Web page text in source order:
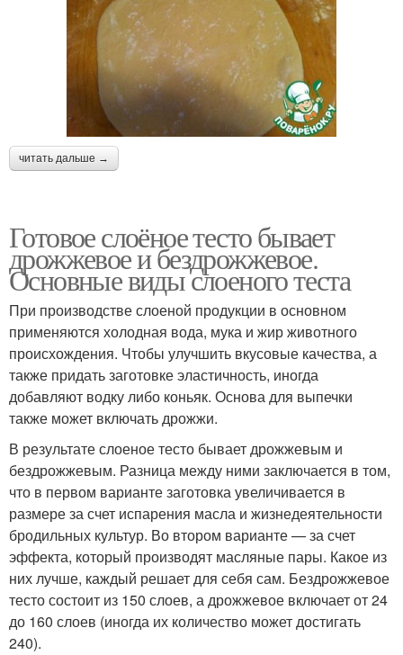
читать дальше →
Готовое слоёное тесто бывает
дрожжевое и бездрожжевое.
Основные виды слоеного теста
При производстве слоеной продукции в основном
применяются холодная вода, мука и жир животного
происхождения. Чтобы улучшить вкусовые качества, а
также придать заготовке эластичность, иногда
добавляют водку либо коньяк. Основа для выпечки
также может включать дрожжи.
В результате слоеное тесто бывает дрожжевым и
бездрожжевым. Разница между ними заключается в том,
что в первом варианте заготовка увеличивается в
размере за счет испарения масла и жизнедеятельности
бродильных культур. Во втором варианте — за счет
эффекта, который производят масляные пары. Какое из
них лучше, каждый решает для себя сам. Бездрожжевое
тесто состоит из 150 слоев, а дрожжевое включает от 24
до 160 слоев (иногда их количество может достигать
240).